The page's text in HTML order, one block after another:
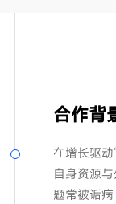
合作背
在增长驱
自身资源
题常被诟